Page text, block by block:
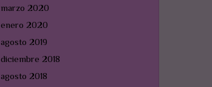
marzo 2020
enero 2020
agosto 2019
diciembre 2018
agosto 2018